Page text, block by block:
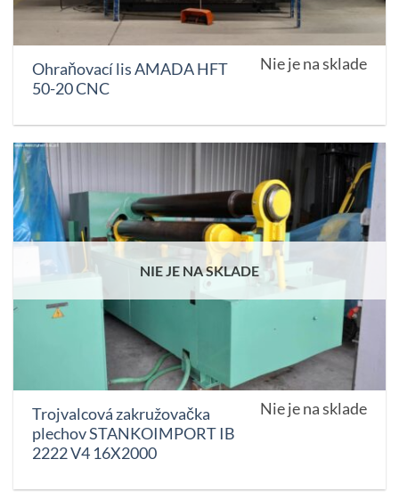
Ohraňovací lis AMADA HFT
50-20 CNC
Nie je na sklade
NIE JE NA SKLADE
Trojvalcová zakružovačka
plechov STANKOIMPORT IB
2222 V4 16X2000
Nie je na sklade